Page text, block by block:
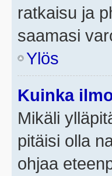
ratkaisu ja
saamasi
Ylös
Kuinka
Mikäli
pitäisi olla
ohjaa